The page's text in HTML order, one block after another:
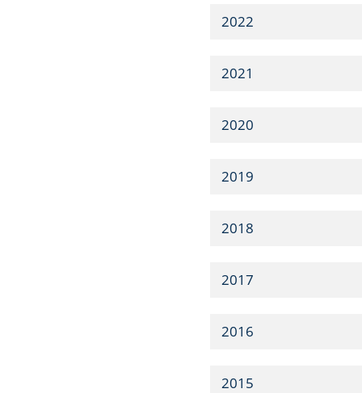
2022
2021
2020
2019
2018
2017
2016
2015